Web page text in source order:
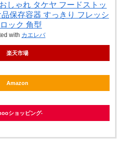
しゃれ タケヤ フードストッ
保存容器 すっきり フレッシ
ロック 角型
with カエレバ
楽天市場
Amazon
ショッピング